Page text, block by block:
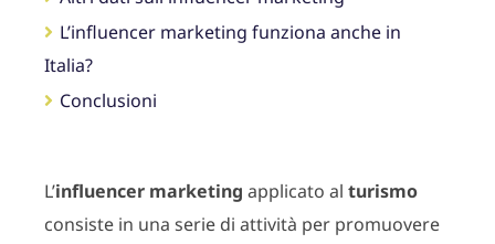
L’influencer marketing funziona anche in
Italia?
Conclusioni
L’influencer marketing applicato al turismo
consiste in una serie di attività per promuovere